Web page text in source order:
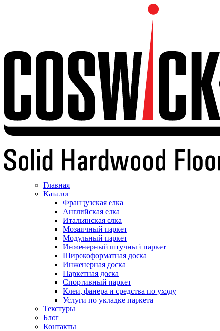
Главная
Каталог
Французская елка
Английская елка
Итальянская елка
Мозаичный паркет
Модульный паркет
Инженерный штучный паркет
Широкоформатная доска
Инженерная доска
Паркетная доска
Спортивный паркет
Клеи, фанера и средства по уходу
Услуги по укладке паркета
Текстуры
Блог
Контакты